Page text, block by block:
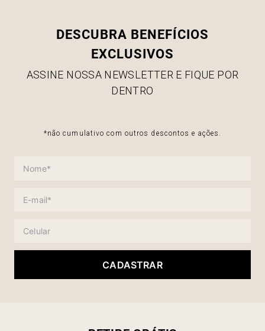
DESCUBRA BENEFÍCIOS
EXCLUSIVOS
ASSINE NOSSA NEWSLETTER E FIQUE POR
DENTRO
*não cumulativo com outros descontos e ações.
CADASTRAR